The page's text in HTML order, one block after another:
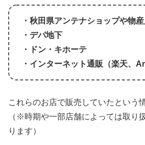
・秋田県アンテナショップや物
・デパ地下
・ドン・キホーテ
・インターネット通販（楽天、
これらのお店で販売していたという
（※時期や一部店舗によっては取り
ります）